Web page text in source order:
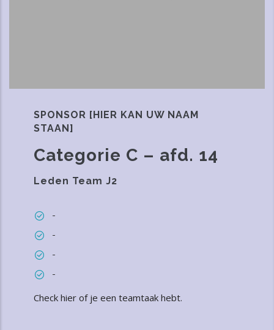
SPONSOR [HIER KAN UW NAAM
STAAN]
Categorie C – afd. 14
Leden Team J2
-
-
-
-
Check hier of je een teamtaak hebt.